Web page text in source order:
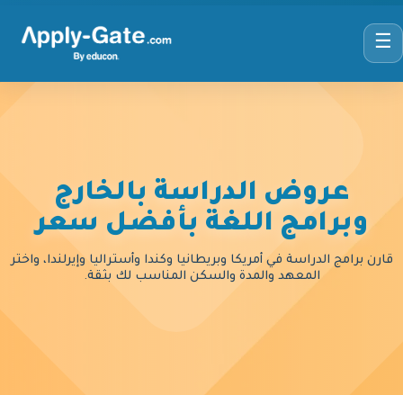
☰
عروض الدراسة بالخارج
وبرامج اللغة بأفضل سعر
قارن برامج الدراسة في أمريكا وبريطانيا وكندا وأستراليا وإيرلندا، واختر
المعهد والمدة والسكن المناسب لك بثقة.